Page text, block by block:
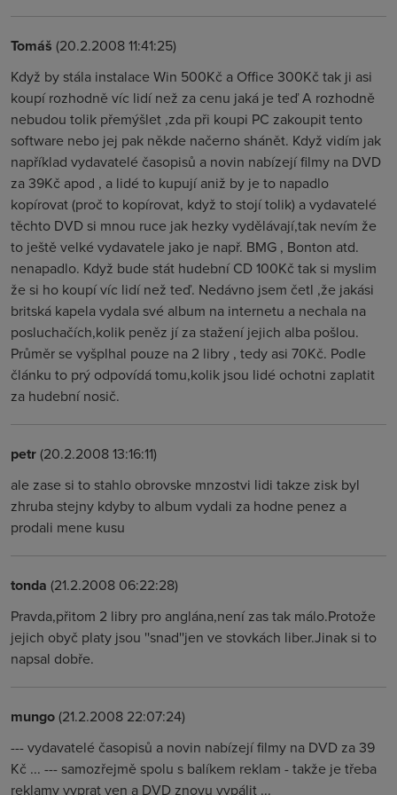
Tomáš (20.2.2008 11:41:25)
Když by stála instalace Win 500Kč a Office 300Kč tak ji asi
koupí rozhodně víc lidí než za cenu jaká je teď A rozhodně
nebudou tolik přemýšlet ,zda při koupi PC zakoupit tento
software nebo jej pak někde načerno shánět. Když vidím jak
například vydavatelé časopisů a novin nabízejí filmy na DVD
za 39Kč apod , a lidé to kupují aniž by je to napadlo
kopírovat (proč to kopírovat, když to stojí tolik) a vydavatelé
těchto DVD si mnou ruce jak hezky vydělávají,tak nevím že
to ještě velké vydavatele jako je např. BMG , Bonton atd.
nenapadlo. Když bude stát hudební CD 100Kč tak si myslim
že si ho koupí víc lidí než teď. Nedávno jsem četl ,že jakási
britská kapela vydala své album na internetu a nechala na
posluchačích,kolik peněz jí za stažení jejich alba pošlou.
Průměr se vyšplhal pouze na 2 libry , tedy asi 70Kč. Podle
článku to prý odpovídá tomu,kolik jsou lidé ochotni zaplatit
za hudební nosič.
petr(20.2.2008 13:16:11)
ale zase si to stahlo obrovske mnzostvi lidi takze zisk byl
zhruba stejny kdyby to album vydali za hodne penez a
prodali mene kusu
tonda (21.2.2008 06:22:28)
Pravda,přitom 2 libry pro anglána,není zas tak málo.Protože
jejich obyč platy jsou ''snad''jen ve stovkách liber.Jinak si to
napsal dobře.
mungo(21.2.2008 22:07:24)
--- vydavatelé časopisů a novin nabízejí filmy na DVD za 39
Kč ... --- samozřejmě spolu s balíkem reklam - takže je třeba
reklamy vyprat ven a DVD znovu vypálit ...